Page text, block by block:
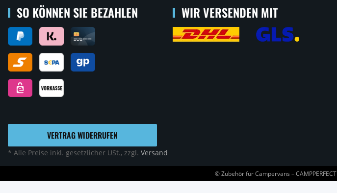
SO KÖNNEN SIE BEZAHLEN WIR VERSENDEN MIT
VERTRAG WIDERRUFEN
* Alle Preise inkl. gesetzlicher USt., zzgl. Versand
© Zubehör für Campervans – CAMPPERFECT